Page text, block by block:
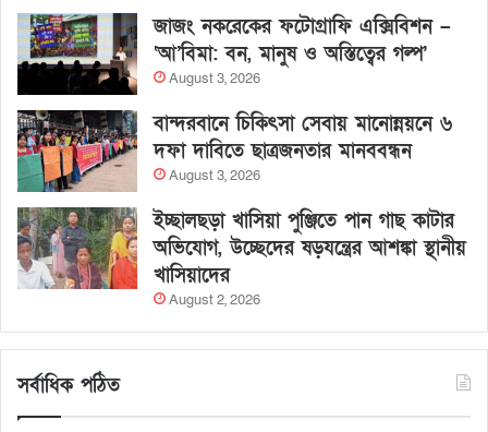
জাজং নকরেকের ফটোগ্রাফি এক্সিবিশন –
‘আ’বিমা: বন, মানুষ ও অস্তিত্বের গল্প’
August 3, 2026
বান্দরবানে চিকিৎসা সেবায় মানোন্নয়নে ৬
দফা দাবিতে ছাত্রজনতার মানববন্ধন
August 3, 2026
ইচ্ছালছড়া খাসিয়া পুঞ্জিতে পান গাছ কাটার
অভিযোগ, উচ্ছেদের ষড়যন্ত্রের আশঙ্কা স্থানীয়
খাসিয়াদের
August 2, 2026
সর্বাধিক পঠিত